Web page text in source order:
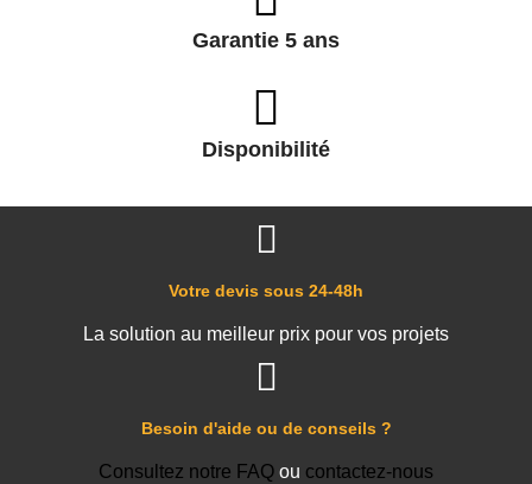
Garantie 5 ans
Disponibilité
Besoin d'aide ou de conseils ?
Consultez notre FAQ ou contactez-nous
Votre devis sous 24-48h
La solution au meilleur prix pour vos projets